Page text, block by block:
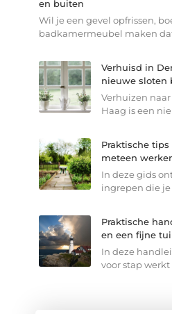
en buiten
Wil je een gevel opfrissen,
badkamermeubel maken
Verhuisd in
nieuwe sloten
Verhuizen
Haag is een
Praktische
meteen
In deze gids
ingrepen die je
Praktische
en een fijne
In deze
voor stap werkt